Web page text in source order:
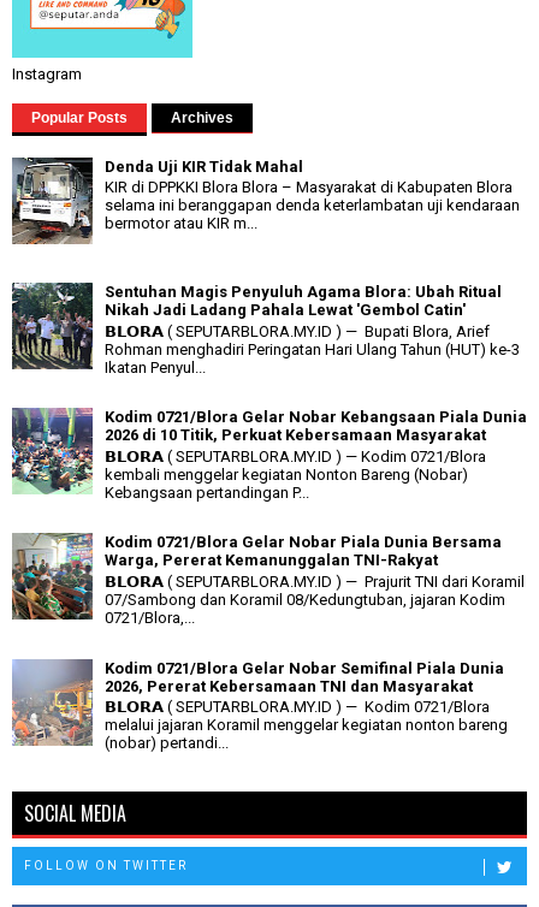
Instagram
Popular Posts Archives
Denda Uji KIR Tidak Mahal
KIR di DPPKKI Blora Blora – Masyarakat di Kabupaten Blora
selama ini beranggapan denda keterlambatan uji kendaraan
bermotor atau KIR m...
Sentuhan Magis Penyuluh Agama Blora: Ubah Ritual
Nikah Jadi Ladang Pahala Lewat 'Gembol Catin'
𝗕𝗟𝗢𝗥𝗔 ( SEPUTARBLORA.MY.ID ) — Bupati Blora, Arief
Rohman menghadiri Peringatan Hari Ulang Tahun (HUT) ke-3
Ikatan Penyul...
Kodim 0721/Blora Gelar Nobar Kebangsaan Piala Dunia
2026 di 10 Titik, Perkuat Kebersamaan Masyarakat
𝗕𝗟𝗢𝗥𝗔 ( SEPUTARBLORA.MY.ID ) — Kodim 0721/Blora
kembali menggelar kegiatan Nonton Bareng (Nobar)
Kebangsaan pertandingan P...
Kodim 0721/Blora Gelar Nobar Piala Dunia Bersama
Warga, Pererat Kemanunggalan TNI-Rakyat
𝗕𝗟𝗢𝗥𝗔 ( SEPUTARBLORA.MY.ID ) — Prajurit TNI dari Koramil
07/Sambong dan Koramil 08/Kedungtuban, jajaran Kodim
0721/Blora,...
Kodim 0721/Blora Gelar Nobar Semifinal Piala Dunia
2026, Pererat Kebersamaan TNI dan Masyarakat
𝗕𝗟𝗢𝗥𝗔 ( SEPUTARBLORA.MY.ID ) — Kodim 0721/Blora
melalui jajaran Koramil menggelar kegiatan nonton bareng
(nobar) pertandi...
SOCIAL MEDIA
FOLLOW ON TWITTER